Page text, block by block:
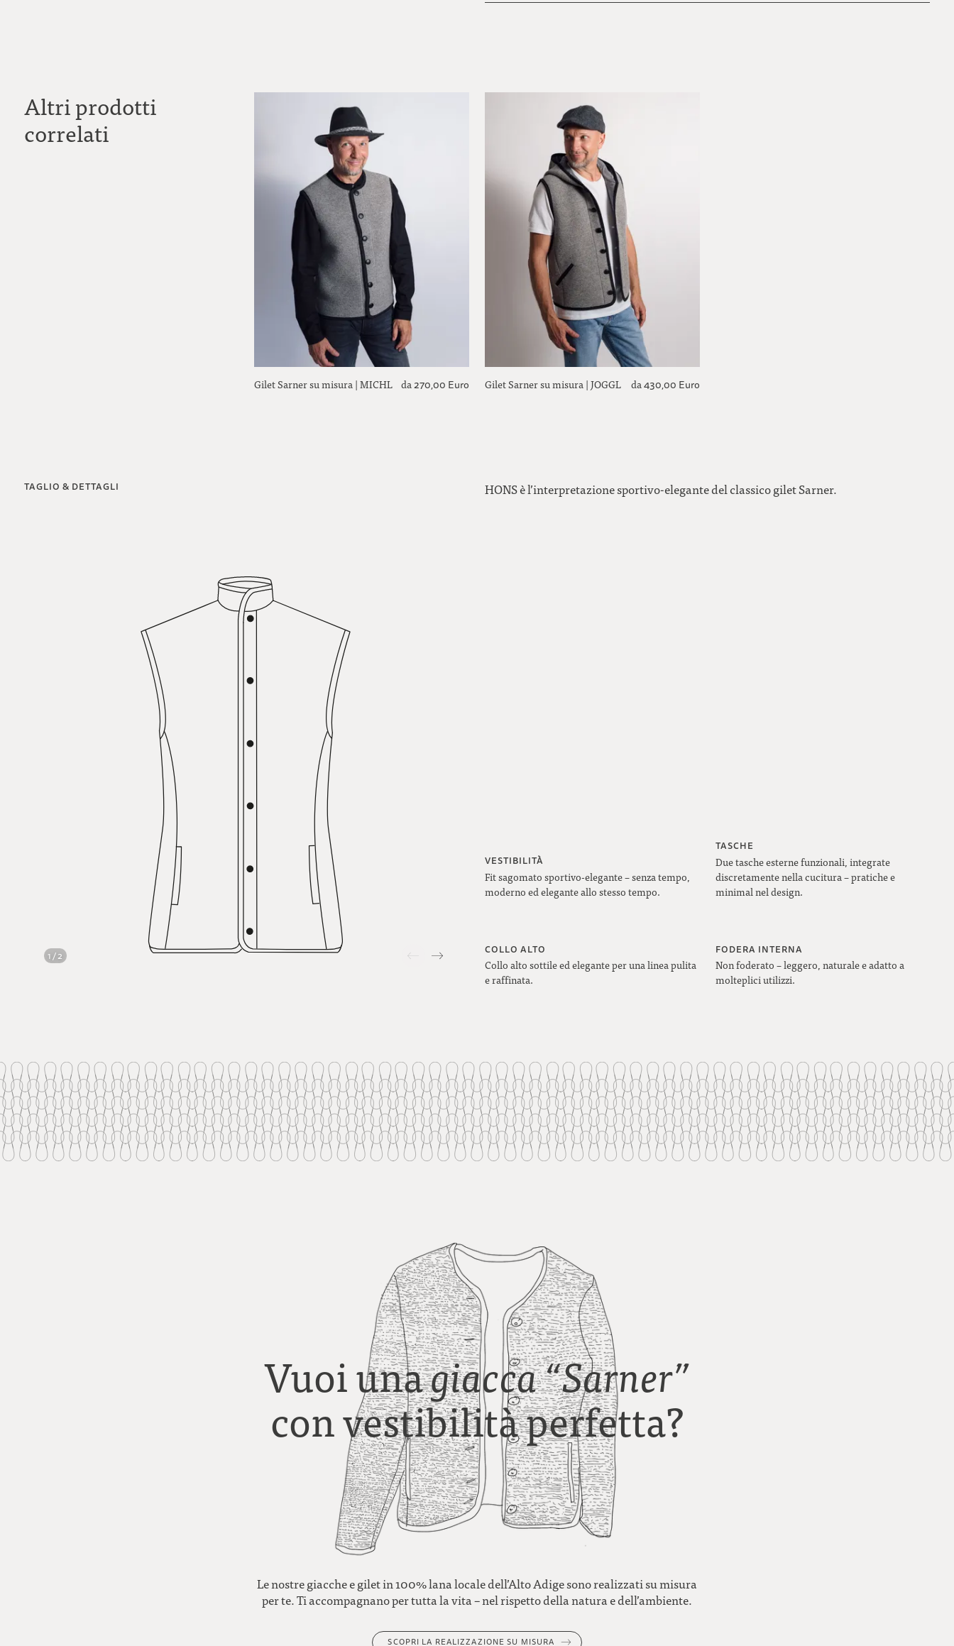
Altri prodotti
correlati
Gilet Sarner su misura | MICHL da270,00 Euro Gilet Sarner su misura | JOGGL da430,00 Euro
TAGLIO & DETTAGLI HONS è l’interpretazione sportivo-elegante del classico gilet Sarner.
1 / 2
VESTIBILITÀ
Fit sagomato sportivo-elegante – senza tempo,
moderno ed elegante allo stesso tempo.
COLLO ALTO
Collo alto sottile ed elegante per una linea pulita
e raffinata.
TASCHE
Due tasche esterne funzionali, integrate
discretamente nella cucitura – pratiche e
minimal nel design.
FODERA INTERNA
Non foderato – leggero, naturale e adatto a
molteplici utilizzi.
Vuoi unagiacca “Sarner”
con vestibilità perfetta?
Le nostre giacche e gilet in 100% lana locale dell’Alto Adige sono realizzati su misura
per te. Ti accompagnano per tutta la vita – nel rispetto della natura e dell’ambiente.
SCOPRI LA REALIZZAZIONE SU MISURA